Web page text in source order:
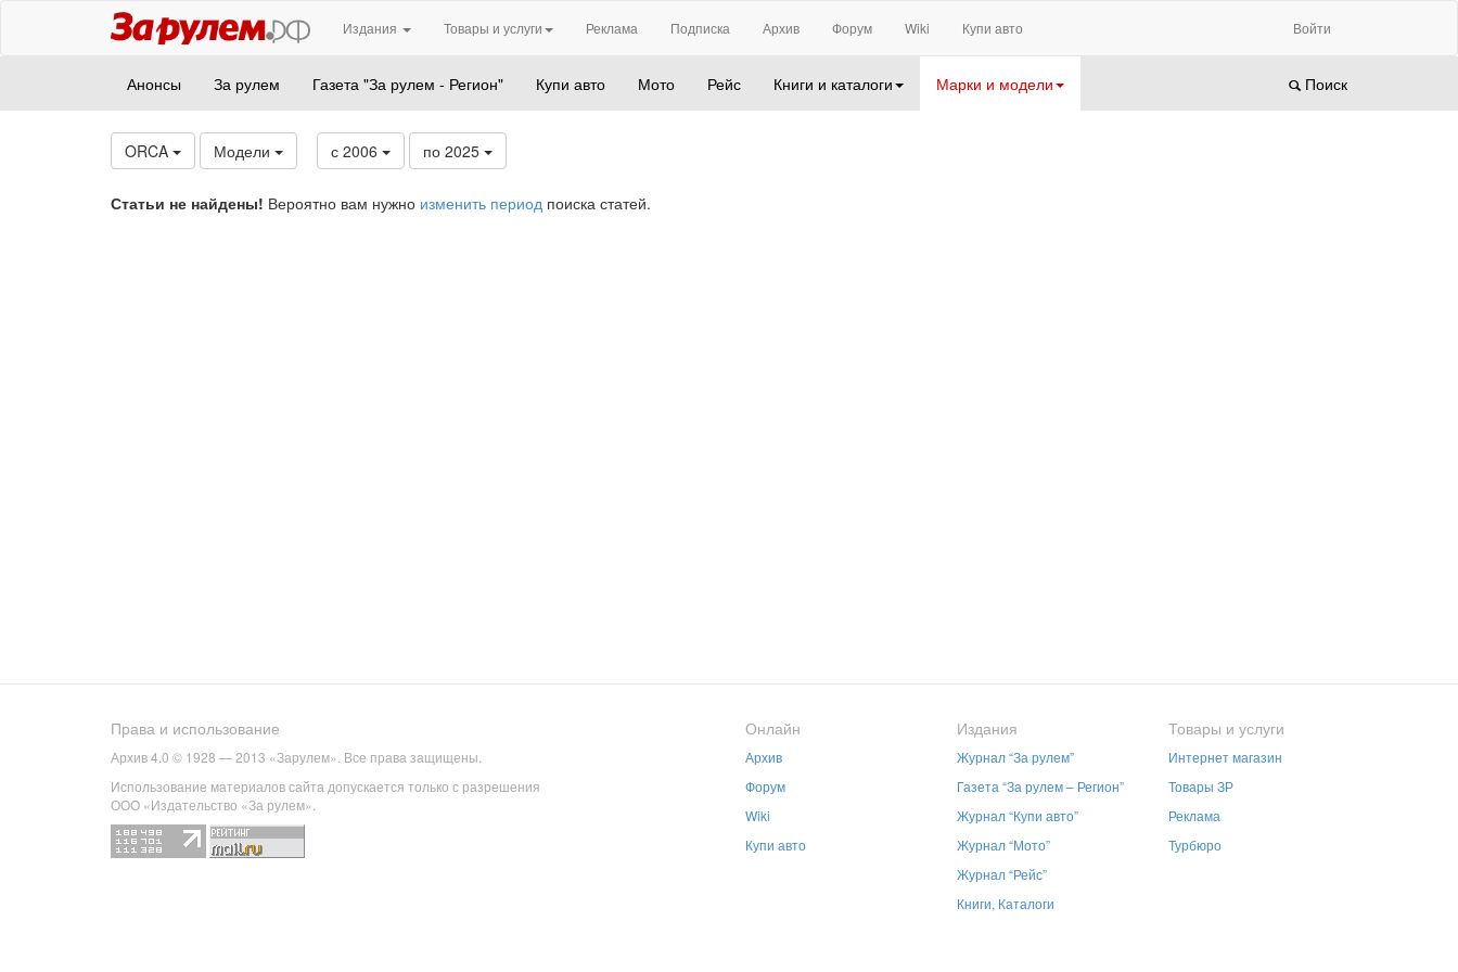
Издания Товары и услуги Реклама Подписка Архив Форум Wiki Купи авто Войти
Анонсы За рулем Газета "За рулем - Регион" Купи авто Мото Рейс Книги и каталоги Марки и модели Поиск
ORCA Модели с 2006 по 2025
Статьи не найдены! Вероятно вам нужно изменить период поиска статей.
Права и использование
Архив 4.0 © 1928 — 2013 «Зарулем». Все права защищены.
Использование материалов сайта допускается только с разрешения
ООО «Издательство «За рулем».
Онлайн
Архив
Форум
Wiki
Купи авто
Издания
Журнал “За рулем”
Газета “За рулем – Регион”
Журнал “Купи авто”
Журнал “Мото”
Журнал “Рейс”
Книги, Каталоги
Товары и услуги
Интернет магазин
Товары ЗР
Реклама
Турбюро